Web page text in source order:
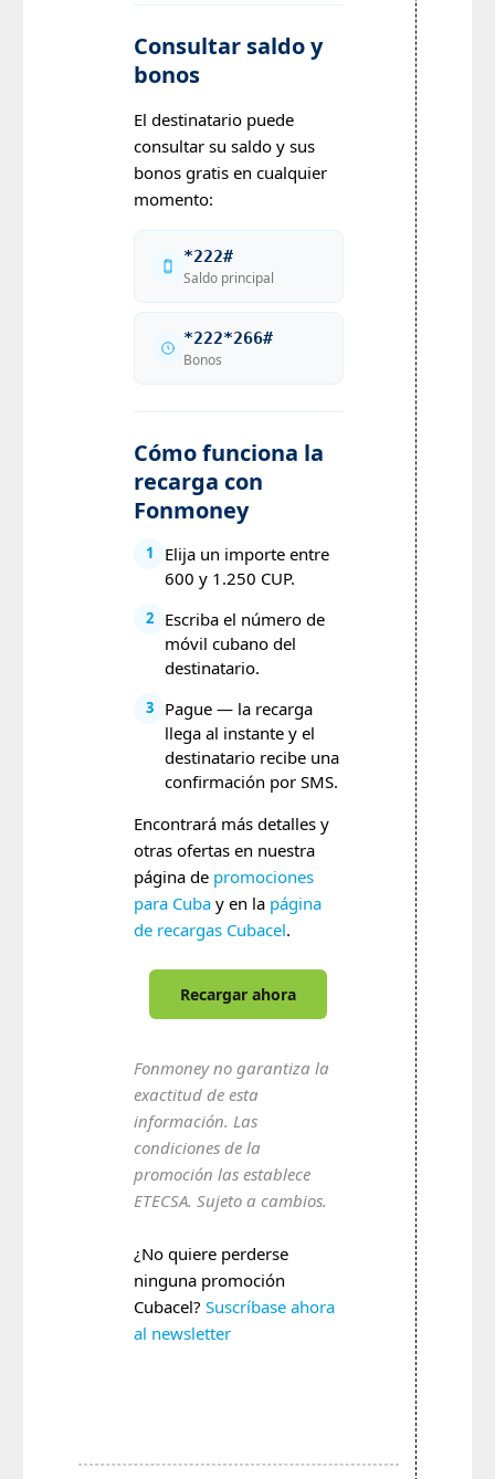
Consultar saldo y
bonos
El destinatario puede
consultar su saldo y sus
bonos gratis en cualquier
momento:
*222#
Saldo principal
*222*266#
Bonos
Cómo funciona la
recarga con
Fonmoney
1
Elija un importe entre
600 y 1.250 CUP.
2
Escriba el número de
móvil cubano del
destinatario.
3
Pague — la recarga
llega al instante y el
destinatario recibe una
confirmación por SMS.
Encontrará más detalles y
otras ofertas en nuestra
página de promociones
para Cuba y en la página
de recargas Cubacel.
Recargar ahora
Fonmoney no garantiza la
exactitud de esta
información. Las
condiciones de la
promoción las establece
ETECSA. Sujeto a cambios.
¿No quiere perderse
ninguna promoción
Cubacel? Suscríbase ahora
al newsletter